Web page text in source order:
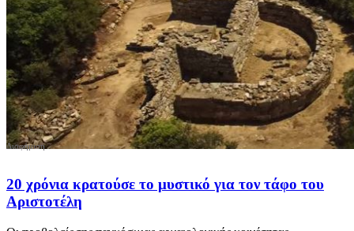
20 χρόνια κρατούσε το μυστικό για τον τάφο του
Αριστοτέλη